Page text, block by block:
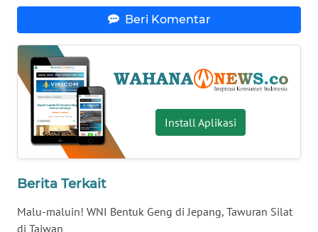
Beri Komentar
Install Aplikasi
Berita Terkait
Malu-maluin! WNI Bentuk Geng di Jepang, Tawuran Silat
di Taiwan
SULTENG
WN
SULBAR
WN
SUMBAR